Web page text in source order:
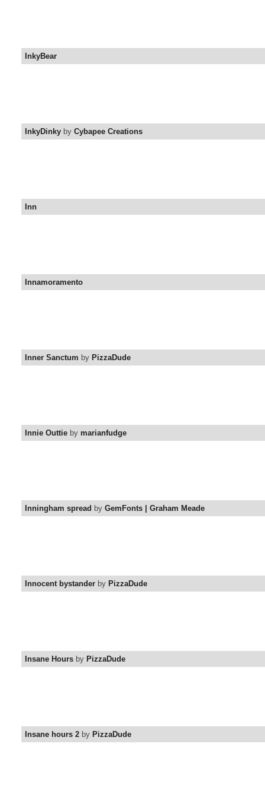
InkyBear
InkyDinky by Cybapee Creations
Inn
Innamoramento
Inner Sanctum by PizzaDude
Innie Outtie by marianfudge
Inningham spread by GemFonts | Graham Meade
Innocent bystander by PizzaDude
Insane Hours by PizzaDude
Insane hours 2 by PizzaDude